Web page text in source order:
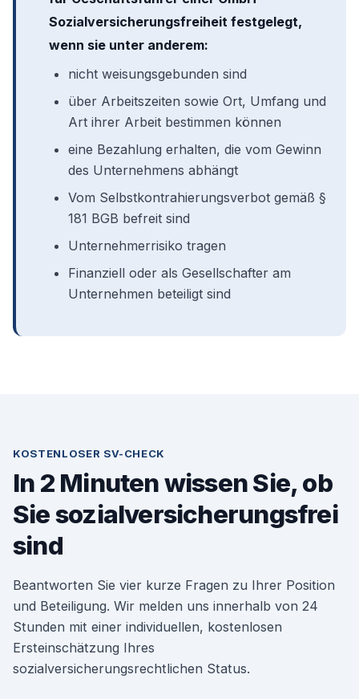
müssen vom Arbeitnehmer und seinem
Arbeitgeber ausgefüllt undbei der
Rentenversicherung Bund eingereicht
Sie beurteilt die Angaben in den Unterlagen und
legt den Sozialversicherungsstatus fest. Das
Ergebnis erhält der Antragsteller in einem
rechtsmittelfähigen Bescheid. Das bedeutet,
dass gegen den Bescheid Widerspruch und
anschließend auch Klage erhoben werden kann.
Sozialversicherungsfreiheit festgelegt,
wenn sie unter anderem:
nicht weisungsgebunden sind
über Arbeitszeiten sowie Ort, Umfang und
Art ihrer Arbeit bestimmen können
eine Bezahlung erhalten, die vom Gewinn
des Unternehmens abhängt
Vom Selbstkontrahierungsverbot gemäß §
181 BGB befreit sind
Unternehmerrisiko tragen
Finanziell oder als Gesellschafter am
Unternehmen beteiligt sind
KOSTENLOSER SV-CHECK
In 2 Minuten wissen Sie, ob
Sie sozialversicherungsfrei
sind
Beantworten Sie vier kurze Fragen zu Ihrer Position
und Beteiligung. Wir melden uns innerhalb von 24
Stunden mit einer individuellen, kostenlosen
Ersteinschätzung Ihres
sozialversicherungsrechtlichen Status.